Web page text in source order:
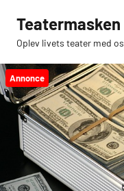
indhold
Teatermasken
Oplev livets teater med os
Annonce